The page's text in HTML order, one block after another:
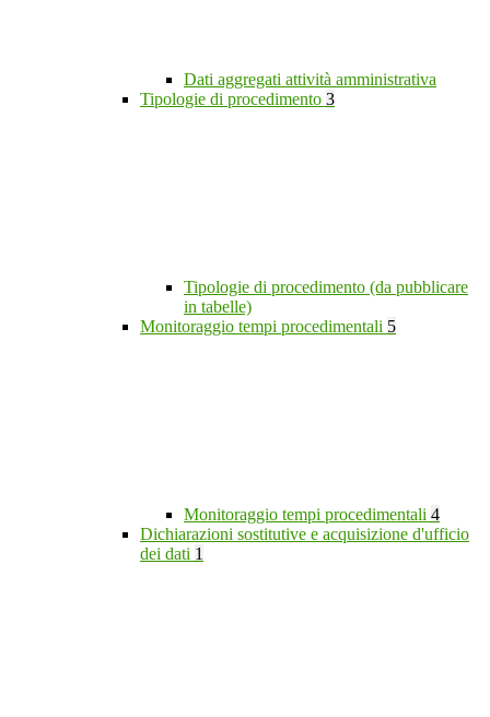
Dati aggregati attività amministrativa
Tipologie di procedimento 3
Tipologie di procedimento (da pubblicare
in tabelle)
Monitoraggio tempi procedimentali 5
Monitoraggio tempi procedimentali 4
Dichiarazioni sostitutive e acquisizione d'ufficio
dei dati 1